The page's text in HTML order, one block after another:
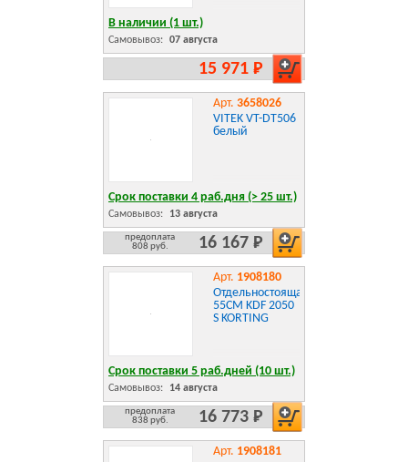
В наличии (1 шт.)
Самовывоз: 07 августа
15 971 Р
Арт. 3658026
VITEK VT-DT506
белый
Срок поставки 4 раб.дня (> 25 шт.)
Самовывоз: 13 августа
предоплата
808 руб.
16 167 Р
Арт. 1908180
Отдельностоящая
55CM KDF 2050
S KORTING
Срок поставки 5 раб.дней (10 шт.)
Самовывоз: 14 августа
предоплата
838 руб.
16 773 Р
Арт. 1908181